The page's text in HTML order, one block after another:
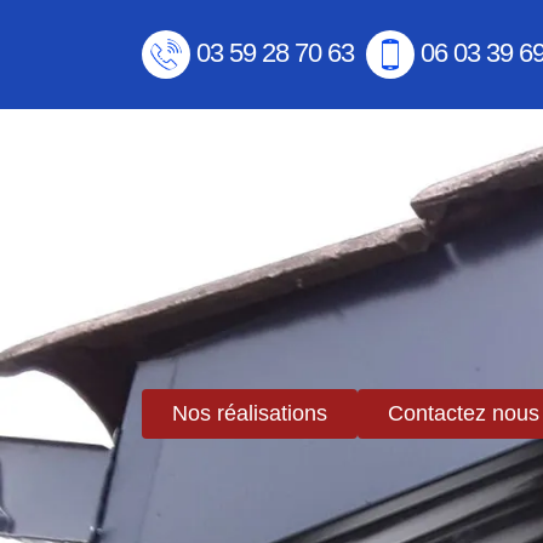
03 59 28 70 63 06 03 39
Nos réalisations Contactez nous